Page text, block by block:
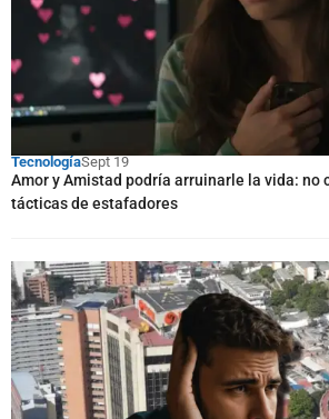
TecnologíaSept 19
Amor y Amistad podría arruinarle la vida: no
tácticas de estafadores